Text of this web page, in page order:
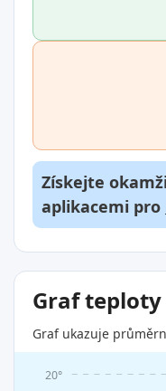
Získejte
aplikacemi pro
Graf
Graf ukazuje
20°